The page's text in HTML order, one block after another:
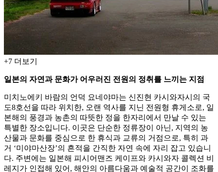
+7 더보기
일본의 자연과 문화가 어우러진 전원의 정취를 느끼는 지점
미치노에키 바람의 언덕 요네야마는 신진현 카시와자시의 국
도8호선을 따라 위치한, 오랜 역사를 지닌 전원형 휴게소로, 일
본해의 풍경과 농촌의 따뜻한 정을 한자리에서 만날 수 있는
특별한 장소입니다. 이곳은 단순한 정류장이 아닌, 지역의 농
산물과 문화를 중심으로 한 휴식과 교류의 거점으로, 특히 과
거 ‘미야마산장’의 흔적을 간직한 자연 속에 자리 잡고 있습니
다. 주변에는 일본해 피시어맨즈 케이프와 카시와자 콜렉션 비
레지가 인접해 있어, 해안의 아름다움과 예술적 공간이 조화를